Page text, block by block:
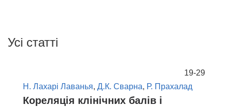
Усі статті
19-29
Н. Лахарі Лаванья, Д.К. Сварна, Р. Прахалад
Кореляція клінічних балів і